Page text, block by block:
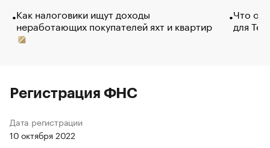
Как налоговики ищут доходы
неработающих покупателей яхт и квартир
Что
для
Регистрация ФНС
Дата регистрации
10 октября 2022